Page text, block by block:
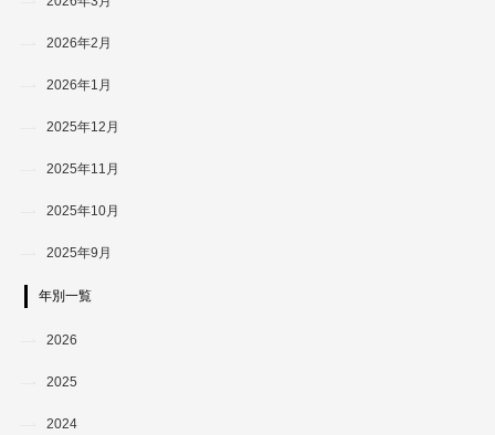
2026年2月
2026年1月
2025年12月
2025年11月
2025年10月
2025年9月
年別一覧
2026
2025
2024